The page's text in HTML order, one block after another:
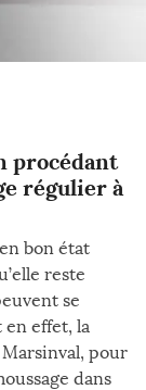
procédant
régulier à
bon état
reste
se
effet, la
pour
dans